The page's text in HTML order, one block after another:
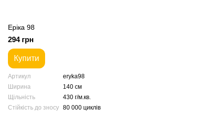
Еріка 98
294 грн
Купити
Артикул
eryka98
Ширина
140 см
Щільність
430 г/м.кв.
Стійкість до зносу 80 000 циклів